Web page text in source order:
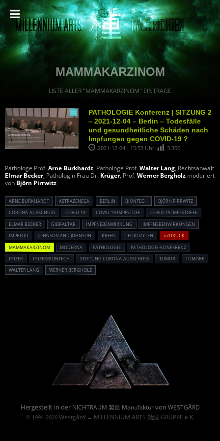
MAMMAKARZINOM
LISTE ALLER "MAMMAKARZINOM" EINTRÄGE
PATHOLOGIE Konferenz | SITZUNG 2
– 2021-12-04 – Berlin – Todesfälle
und gesundheitliche Schäden nach
Impfungen gegen COVID-19 ?
2021-12-04 - 15:53 Uhr 3.300
Pathologe Prof.Arne Burkhardt, Pathologe Prof.Walter Lang, Rechtsanwalt
Elmar Becker, Pathologin Frau Dr. Krüger, Prof.Werner Bergholz moderiert
von Björn Pirrwitz
ARNE BURKHARDT ASTRAZENECA BERLIN BIONTECH
BJÖRN PIRRWITZ
CORONA-AUSSCHUSS
COVID-19 COVID-19 IMPFSTOFF
COVID-19 IMPFSTOFFE
ELMAR BECKER
GIBRALTAR IMPFNEBENWIRKUNG
IMPFNEBENWIRKUNGEN
IMPFTOD
JOHNSON AND JOHNSON KREBS LEUKOZYTEN
« ZURÜCK
MAMMAKARZINOM
MODERNA PATHOLOGIE
PATHOLOGIE-KONFERENZ
PFIZER
PFIZERBIONTECH STIFTUNG CORONA-AUSSCHUSS TUMOR
TUMORE
WALTER LANG
WERNER BERGHOLZ
Hergestellt in der NICHTRAUM 製造 Manufakturvon WESTGÅRD
© 1994-2026 Westgård→ MILLENNIUM ARTS 勤続 GRUPPE e.K.
Powered By :